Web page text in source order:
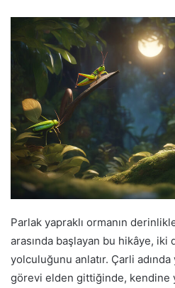
Parlak yapraklı ormanın
arasında başlayan bu hikâye,
yolculuğunu anlatır. Çarli
görevi elden gittiğinde, kendine